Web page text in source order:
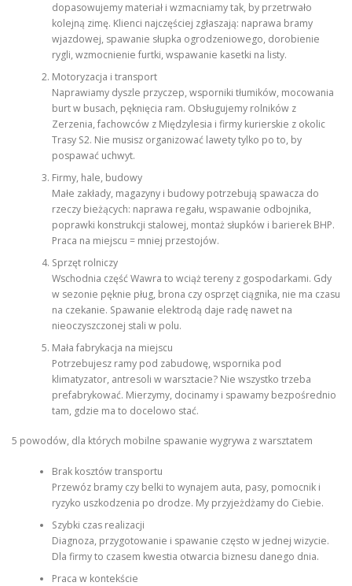
dopasowujemy materiał i wzmacniamy tak, by przetrwało
kolejną zimę. Klienci najczęściej zgłaszają: naprawa bramy
wjazdowej, spawanie słupka ogrodzeniowego, dorobienie
rygli, wzmocnienie furtki, wspawanie kasetki na listy.
Motoryzacja i transport
Naprawiamy dyszle przyczep, wsporniki tłumików, mocowania
burt w busach, pęknięcia ram. Obsługujemy rolników z
Zerzenia, fachowców z Międzylesia i firmy kurierskie z okolic
Trasy S2. Nie musisz organizować lawety tylko po to, by
pospawać uchwyt.
Firmy, hale, budowy
Małe zakłady, magazyny i budowy potrzebują spawacza do
rzeczy bieżących: naprawa regału, wspawanie odbojnika,
poprawki konstrukcji stalowej, montaż słupków i barierek BHP.
Praca na miejscu = mniej przestojów.
Sprzęt rolniczy
Wschodnia część Wawra to wciąż tereny z gospodarkami. Gdy
w sezonie pęknie pług, brona czy osprzęt ciągnika, nie ma czasu
na czekanie. Spawanie elektrodą daje radę nawet na
nieoczyszczonej stali w polu.
Mała fabrykacja na miejscu
Potrzebujesz ramy pod zabudowę, wspornika pod
klimatyzator, antresoli w warsztacie? Nie wszystko trzeba
prefabrykować. Mierzymy, docinamy i spawamy bezpośrednio
tam, gdzie ma to docelowo stać.
5 powodów, dla których mobilne spawanie wygrywa z warsztatem
Brak kosztów transportu
Przewóz bramy czy belki to wynajem auta, pasy, pomocnik i
ryzyko uszkodzenia po drodze. My przyjeżdżamy do Ciebie.
Szybki czas realizacji
Diagnoza, przygotowanie i spawanie często w jednej wizycie.
Dla firmy to czasem kwestia otwarcia biznesu danego dnia.
Praca w kontekście